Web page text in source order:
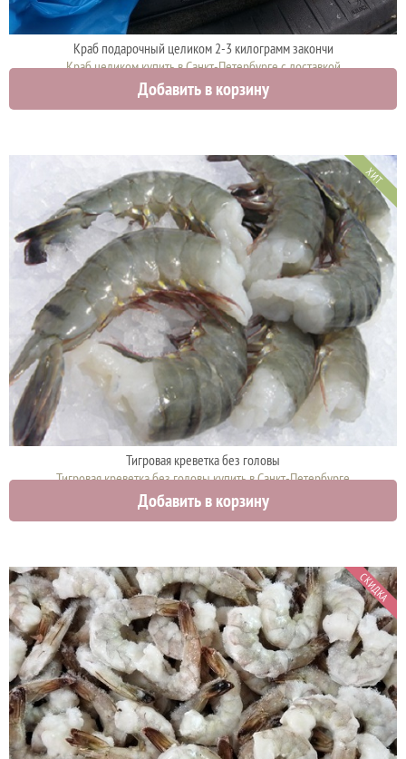
Краб подарочный целиком 2-3 килограмм закончи
Краб целиком купить в Санкт-Петербурге с доставкой
5000 руб.
Добавить в корзину
ХИТ
Тигровая креветка без головы
Тигровая креветка без головы купить в Санкт-Петербурге
1740 руб.
Добавить в корзину
СКИДКА